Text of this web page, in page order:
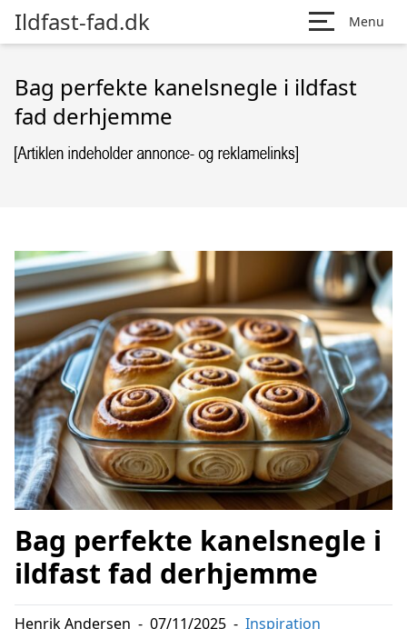
Ildfast-fad.dk Menu
Bag perfekte kanelsnegle i ildfast
fad derhjemme
Bag perfekte kanelsnegle i
ildfast fad derhjemme
Henrik Andersen - 07/11/2025 - Inspiration